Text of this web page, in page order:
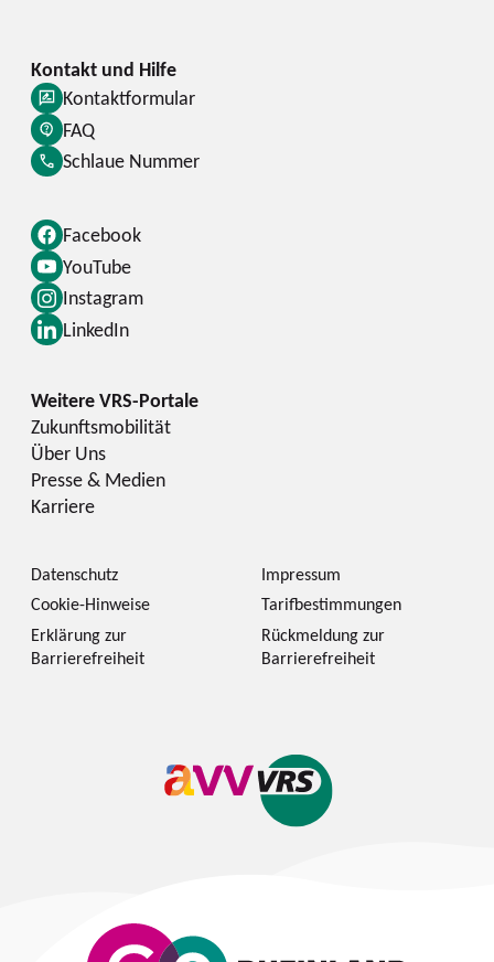
Facebook
YouTube
Instagram
LinkedIn
Kontaktformular
FAQ
Schlaue Nummer
Zukunftsmobilität
Über Uns
Presse & Medien
Karriere
Datenschutz
Impressum
Cookie-Hinweise
Tarifbestimmungen
Erklärung zur
Barrierefreiheit
Rückmeldung zur
Barrierefreiheit